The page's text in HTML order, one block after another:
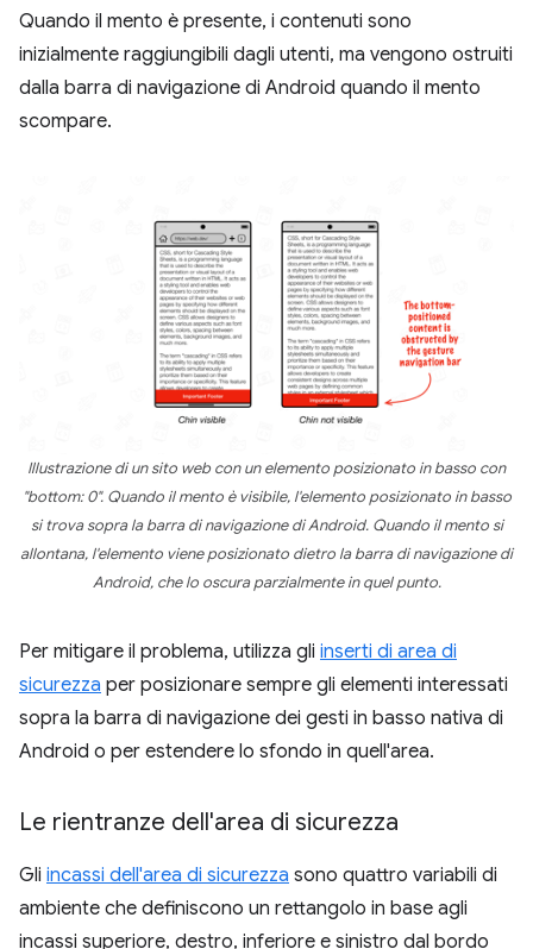
Quando il mento è presente, i contenuti sono
inizialmente raggiungibili dagli utenti, ma vengono ostruiti
dalla barra di navigazione di Android quando il mento
scompare.
Illustrazione di un sito web con un elemento posizionato in basso con
"bottom: 0". Quando il mento è visibile, l'elemento posizionato in basso
si trova sopra la barra di navigazione di Android. Quando il mento si
allontana, l'elemento viene posizionato dietro la barra di navigazione di
Android, che lo oscura parzialmente in quel punto.
Per mitigare il problema, utilizza gli inserti di area di
sicurezza per posizionare sempre gli elementi interessati
sopra la barra di navigazione dei gesti in basso nativa di
Android o per estendere lo sfondo in quell'area.
Le rientranze dell'area di sicurezza
Gli incassi dell'area di sicurezza sono quattro variabili di
ambiente che definiscono un rettangolo in base agli
incassi superiore, destro, inferiore e sinistro dal bordo